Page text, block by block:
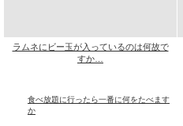
ラムネにビー玉が入っているのは何故で
すか…
食べ放題に行ったら一番に何をたべます
か